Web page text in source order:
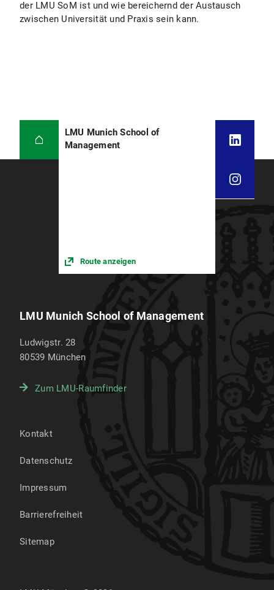
der LMU SoM ist und wie bereichernd der Austausch
zwischen Universität und Praxis sein kann.
LMU Munich School of
Management
Route anzeigen
LMU Munich School of Management
Ludwigstr. 28
80539 München
Zum LMU-Raumfinder
Kontakt
Datenschutz
Impressum
Barrierefreiheit
Sitemap